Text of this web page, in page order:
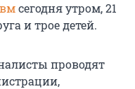
сегодня утром, 21
и трое детей.
проводят